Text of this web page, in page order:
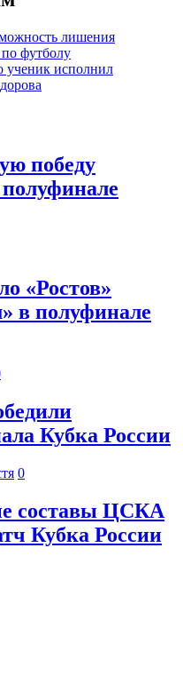
лишения
футболу
ученик исполнил
победу
«Ростов»
в полуфинале
Кубка России
0
составы ЦСКА
Кубка России